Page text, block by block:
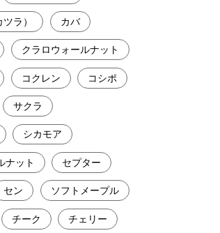
ラ） カバ
クラロウォールナット
コクレン コシポ
サクラ
シカモア
ナット セプター
セン ソフトメープル
チーク チェリー